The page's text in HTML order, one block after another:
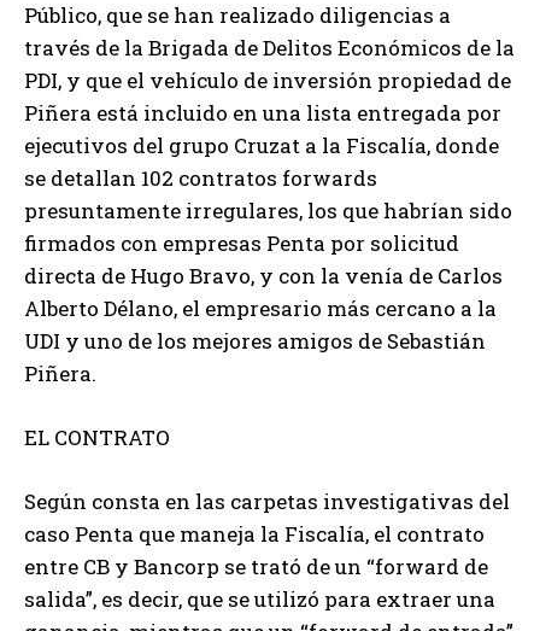
Público, que se han realizado diligencias a
través de la Brigada de Delitos Económicos de la
PDI, y que el vehículo de inversión propiedad de
Piñera está incluido en una lista entregada por
ejecutivos del grupo Cruzat a la Fiscalía, donde
se detallan 102 contratos forwards
presuntamente irregulares, los que habrían sido
firmados con empresas Penta por solicitud
directa de Hugo Bravo, y con la venía de Carlos
Alberto Délano, el empresario más cercano a la
UDI y uno de los mejores amigos de Sebastián
Piñera.
EL CONTRATO
Según consta en las carpetas investigativas del
caso Penta que maneja la Fiscalía, el contrato
entre CB y Bancorp se trató de un “forward de
salida”, es decir, que se utilizó para extraer una